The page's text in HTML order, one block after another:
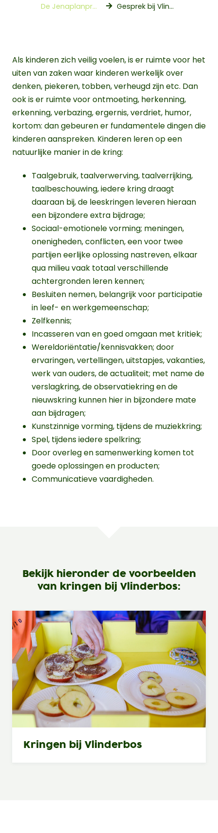
De Jenaplanpraktijk in Vlinderbos
Gesprek bij Vlinderbos
Als kinderen zich veilig voelen, is er ruimte voor het
uiten van zaken waar kinderen werkelijk over
denken, piekeren, tobben, verheugd zijn etc. Dan
ook is er ruimte voor ontmoeting, herkenning,
erkenning, verbazing, ergernis, verdriet, humor,
kortom: dan gebeuren er fundamentele dingen die
kinderen aanspreken. Kinderen leren op een
natuurlijke manier in de kring:
Taalgebruik, taalverwerving, taalverrijking,
taalbeschouwing, iedere kring draagt
daaraan bij, de leeskringen leveren hieraan
een bijzondere extra bijdrage;
Sociaal-emotionele vorming; meningen,
onenigheden, conflicten, een voor twee
partijen eerlijke oplossing nastreven, elkaar
qua milieu vaak totaal verschillende
achtergronden leren kennen;
Besluiten nemen, belangrijk voor participatie
in leef- en werkgemeenschap;
Zelfkennis;
Incasseren van en goed omgaan met kritiek;
Wereldoriëntatie/kennisvakken; door
ervaringen, vertellingen, uitstapjes, vakanties,
werk van ouders, de actualiteit; met name de
verslagkring, de observatiekring en de
nieuwskring kunnen hier in bijzondere mate
aan bijdragen;
Kunstzinnige vorming, tijdens de muziekkring;
Spel, tijdens iedere spelkring;
Door overleg en samenwerking komen tot
goede oplossingen en producten;
Communicatieve vaardigheden.
Bekijk hieronder de voorbeelden
van kringen bij Vlinderbos:
Kringen bij Vlinderbos